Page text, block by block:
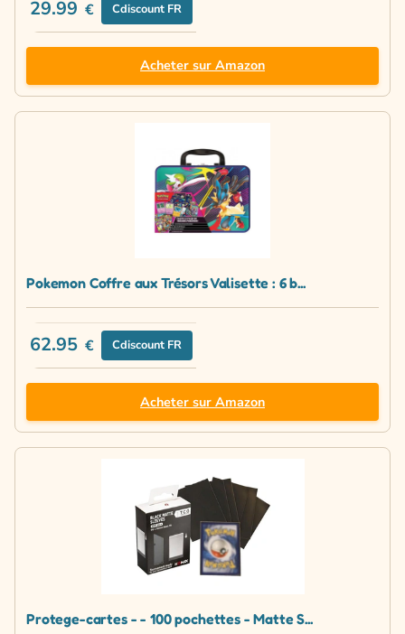
29.99 € Cdiscount FR
Acheter sur Amazon
Pokemon Coffre aux Trésors Valisette : 6 b...
62.95 € Cdiscount FR
Acheter sur Amazon
Protege-cartes - - 100 pochettes - Matte S...